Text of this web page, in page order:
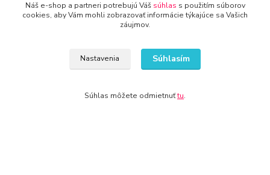
+421 940 949 000
Náš e-shop a partneri potrebujú Váš súhlas s použitím súborov
cookies, aby Vám mohli zobrazovať informácie týkajúce sa Vašich
záujmov.
Nastavenia Súhlasím
Súhlas môžete odmietnuťtu.